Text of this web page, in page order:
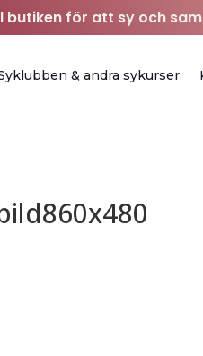
butiken för att sy och
& andra sykurser